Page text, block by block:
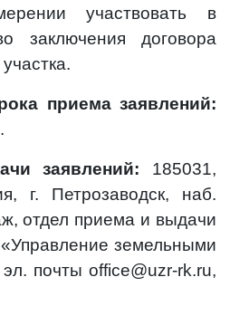
участвовать в
заключения договора
приема заявлений:
заявлений: 185031,
г. Петрозаводск, наб.
отдел приема и выдачи
земельными
почты office@uzr-rk.ru,